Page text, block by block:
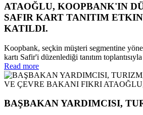
ATAOĞLU, KOOPBANK'IN
SAFIR KART TANITIM
KATILDI.
Koopbank, seçkin müşteri segmentine
kartı Safir'i düzenlediği tanıtım
Read more
BAŞBAKAN YARDIMCISI,